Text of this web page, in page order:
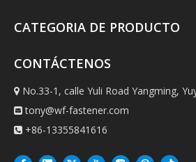
CATEGORIA DE PRODUCTO
CONTÁCTENOS
 No.33-1, calle Yuli Road Yangming,
 tony@wf-fastener.com
 +86-13355841616